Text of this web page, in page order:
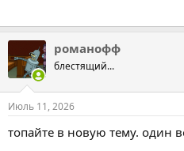
романофф
блестящий...
Июль 11, 2026
топайте в новую тему. один